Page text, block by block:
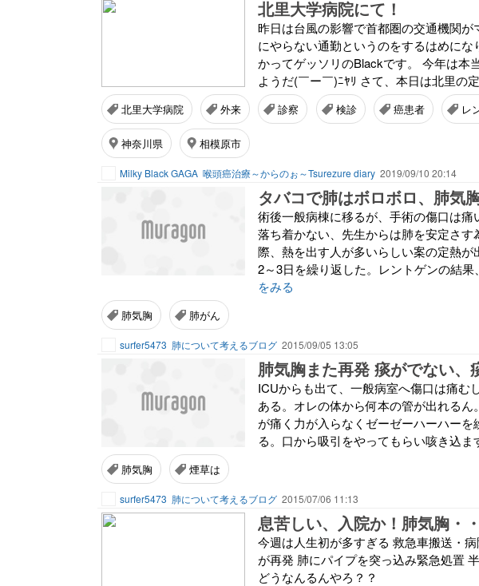
北里大学病院にて！
昨日は台風の影響で首都圏の交通機関
にやらない通勤というのをするはめに
かってゲッソリのBlackです。 今年は本
ようだ(￣ー￣)ﾆﾔﾘ さて、本日は北里の
北里大学病院 外来 診察 検診 癌患者 レ
神奈川県 相模原市
Milky Black GAGA 喉頭癌治療～からのぉ～Tsurezure diary 2019/09/10 20:14
タバコで肺はボロボロ、肺気
術後一般病棟に移るが、手術の傷口は
落ち着かない、先生からは肺を安定さ
際、熱を出す人が多いらしい案の定熱
2～3日を繰り返した。レントゲンの結
をみる
肺気胸 肺がん
surfer5473 肺について考えるブログ 2015/09/05 13:05
肺気胸また再発 痰がでない、
ICUからも出て、一般病室へ傷口は痛む
ある。オレの体から何本の管が出れる
が痛く力が入らなくゼーゼーハーハー
る。口から吸引をやってもらい咳き込
肺気胸 煙草は
surfer5473 肺について考えるブログ 2015/07/06 11:13
息苦しい、入院か！肺気胸・
今週は人生初が多すぎる 救急車搬送・
が再発 肺にパイプを突っ込み緊急処置
どうなんるんやろ？？